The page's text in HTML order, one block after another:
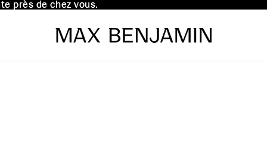
près de chez vous.
près de chez vous.